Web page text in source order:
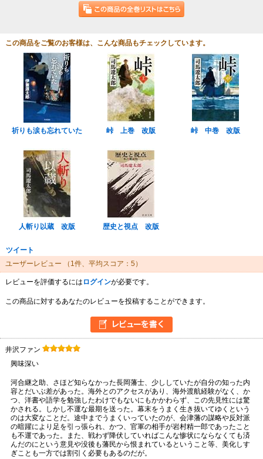
この商品をご覧のお客様は、こんな商品もチェックしています。
祈りも涙も忘れていた 峠 上巻 改版 峠 中巻 改版
人斬り以蔵 改版 歴史と視点 改版
ツイート
ユーザーレビュー
（1件、平均スコア：5）
レビューを評価するには ログインが必要です。
この商品に対するあなたのレビューを投稿することができます。
井沢ファン
興味深い
河合継之助、さほど知らなかった長岡藩士、少ししていたが自分の知った内
容とだいぶ差があった。海外とのアクセスがあり、海外渡航経験がなく、か
つ、洋書や語学を勉強したわけでもないにもかかわらず、この先見性には驚
かされる。しかし不運な最期を送った。幕末をうまく生き抜いてゆくという
のは大変なことだ。途中までうまくいっていたのが、会津藩の謀略や反対派
の暗躍により足を引っ張られ、かつ、官軍の相手が岩村精一郎であったこと
も不運であった。また、戦わず降伏していればこんな惨状にならなくても済
んだのにという意見や没後も藩民から恨まれているということ等、美化しす
ぎことも一方では割引く必要もあるのだが。